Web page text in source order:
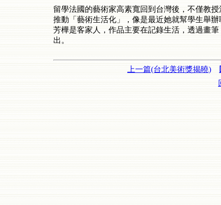
留學法國的藝術家高素寬回到台灣後，不僅教
推動「藝術生活化」，像是最近她就幫學生舉
芳樺是客家人，作品主要在記錄生活，透過畫
出。
上一篇(台北美術獎揭曉)